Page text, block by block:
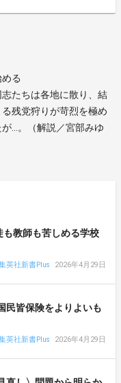
る
たちは各地に散り、結
残党狩りが苛烈を極め
…。（解説／宮部みゆ
教師も苦しめる学校
英社新書Plus 2026年4月29日
民皆保険をよりよいも
英社新書Plus 2026年4月29日